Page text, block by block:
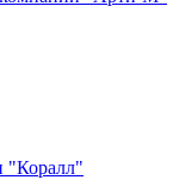
"Коралл"